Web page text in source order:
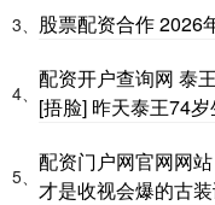
3、 股票配资合作 2026
4、
配资开户查询网 泰
[捂脸] 昨天泰王74
5、
配资门户网官网网
才是收视会爆的古